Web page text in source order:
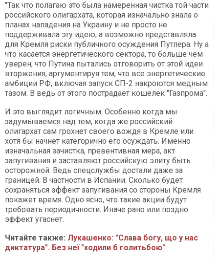
"Так что полагаю это была намеренная чистка той части
российского олигархата, которая изначально знала о
планах нападения на Украину и не просто не
поддерживала эту идею, а возможно представляла
для Кремля риски публичного осуждения Путлера. Ну а
что касается энергетического сектора, то больше чем
уверен, что Путина пытались отговорить от этой идеи
вторжения, аргументируя тем, что все энергетические
амбиции РФ, включая запуск СП-2 накроются медным
тазом. В ведь от этого пострадает кошелек "Газпрома".
И это выглядит логичным. Особенно когда мы
задумываемся над тем, когда же российский
олигархат сам грохнет своего вождя в Кремле или
хотя бы начнет категорично его осуждать. Именно
изначальная зачистка, превентивная мера, акт
запугивания и заставляют российскую элиту быть
осторожной. Ведь спецслужбы достали даже за
границей. В частности в Испании. Сколько будет
сохраняться эффект запугивания со стороны Кремля
покажет время. Одно ясно, что такие акции будут
требовать периодичности. Иначе рано или поздно
эффект угаснет.
Читайте также: Лукашенко: "Слава богу, що у нас
диктатура". Без неї "ходили б голитьбою"